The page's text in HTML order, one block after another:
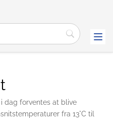
dag forventes at blive
fra 13°C til